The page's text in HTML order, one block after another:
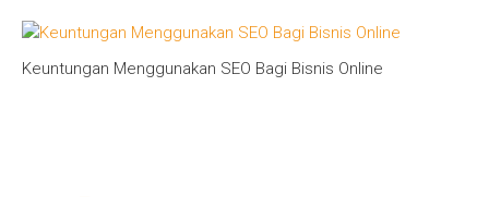
Menggunakan
Bagi
Keuntungan Menggunakan SEO Bagi Bisnis Online